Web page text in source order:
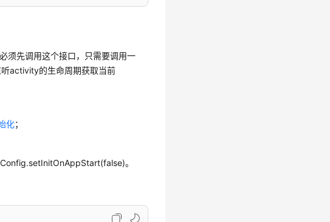
须先调用这个接口，只需要调用一
activity的生命周期获取当前
化；
。